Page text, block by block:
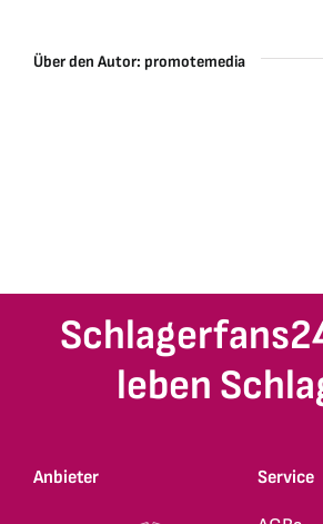
Über den Autor: promotemedia
leben
Anbieter Service